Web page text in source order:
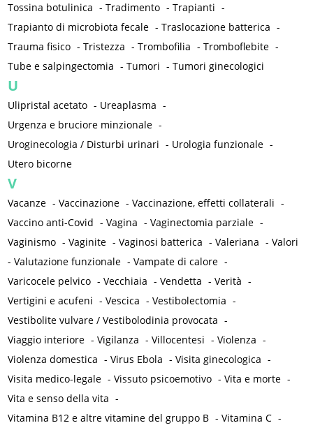
Tossina botulinica -Tradimento -Trapianti -
Trapianto di microbiota fecale -Traslocazione batterica -
Trauma fisico -Tristezza -Trombofilia -Tromboflebite -
Tube e salpingectomia -Tumori -Tumori ginecologici
U
Ulipristal acetato - Ureaplasma -
Urgenza e bruciore minzionale -
Uroginecologia / Disturbi urinari - Urologia funzionale -
Utero bicorne
V
Vacanze -Vaccinazione -Vaccinazione, effetti collaterali -
Vaccino anti-Covid -Vagina -Vaginectomia parziale -
Vaginismo -Vaginite -Vaginosi batterica -Valeriana -Valori
-Valutazione funzionale -Vampate di calore -
Varicocele pelvico -Vecchiaia -Vendetta -Verità -
Vertigini e acufeni -Vescica -Vestibolectomia -
Vestibolite vulvare / Vestibolodinia provocata -
Viaggio interiore -Vigilanza -Villocentesi -Violenza -
Violenza domestica -Virus Ebola -Visita ginecologica -
Visita medico-legale -Vissuto psicoemotivo -Vita e morte -
Vita e senso della vita -
Vitamina B12 e altre vitamine del gruppo B -Vitamina C -